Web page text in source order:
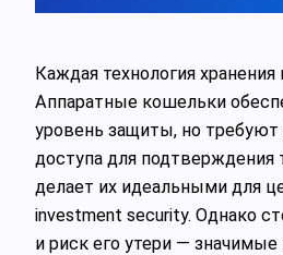
Каждая технология
Аппаратные кошельки
уровень защиты, но требуют
доступа для подтверждения
делает их идеальными для
investment security. Однако
и риск его утери —